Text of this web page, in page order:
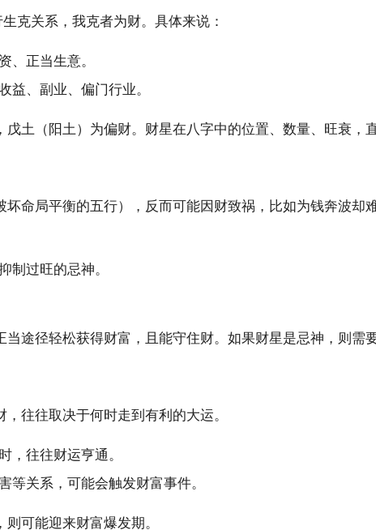
克关系，我克者为财。具体来说：
、正当生意。
益、副业、偏门行业。
土（阳土）为偏财。财星在八字中的位置、数量、旺衰，
命局平衡的五行），反而可能因财致祸，比如为钱奔波却
制过旺的忌神。
途径轻松获得财富，且能守住财。如果财星是忌神，则需
往往取决于何时走到有利的大运。
，往往财运亨通。
等关系，可能会触发财富事件。
可能迎来财富爆发期。